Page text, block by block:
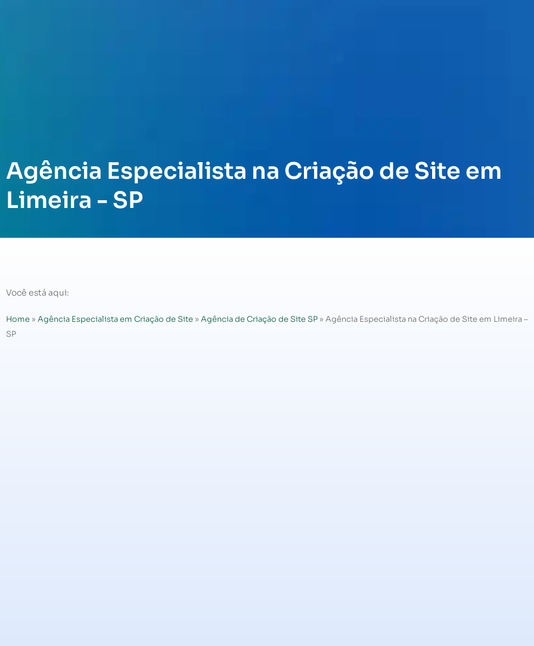
Agência Especialista na Criação de Site em
Limeira - SP
Você está aqui:
Home » Agência Especialista em Criação de Site » Agência de Criação de Site SP » Agência Especialista na Criação de Site em Limeira –
SP